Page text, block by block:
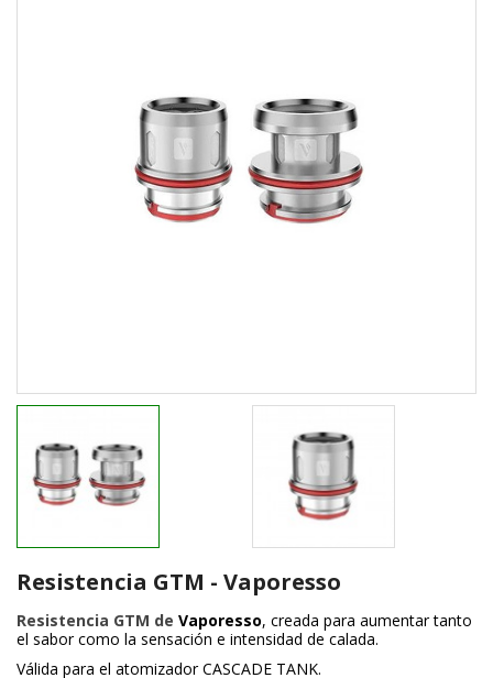
Resistencia GTM - Vaporesso
Resistencia GTM de Vaporesso, creada para aumentar tanto
el sabor como la sensación e intensidad de calada.
Válida para el atomizador CASCADE TANK.